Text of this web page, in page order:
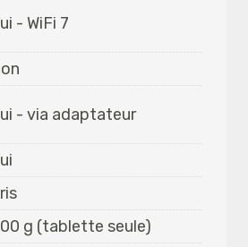
- WiFi 7
- via adaptateur
g (tablette seule)